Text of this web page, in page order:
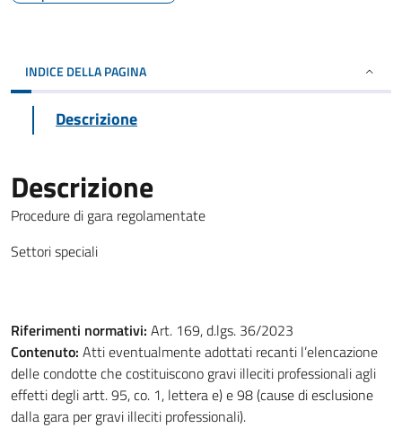
INDICE DELLA PAGINA
Descrizione
Descrizione
Procedure di gara regolamentate
Settori speciali
Riferimenti normativi: Art. 169, d.lgs. 36/2023
Contenuto: Atti eventualmente adottati recanti l’elencazione
delle condotte che costituiscono gravi illeciti professionali agli
effetti degli artt. 95, co. 1, lettera e) e 98 (cause di esclusione
dalla gara per gravi illeciti professionali).